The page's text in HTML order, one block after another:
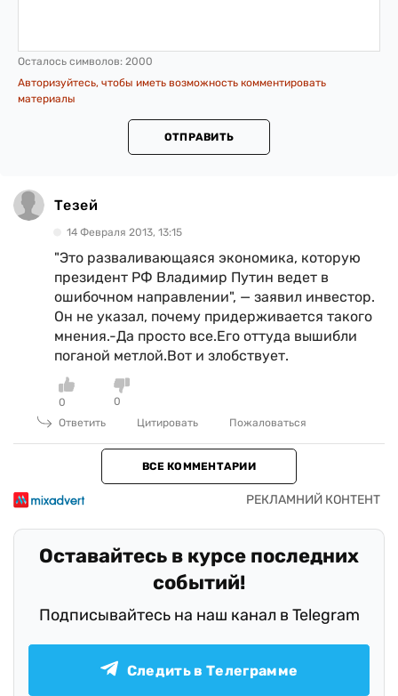
Осталось символов: 2000
Авторизуйтесь, чтобы иметь возможность комментировать
материалы
ОТПРАВИТЬ
Тезей
14 Февраля 2013, 13:15
"Это разваливающаяся экономика, которую
президент РФ Владимир Путин ведет в
ошибочном направлении", — заявил инвестор.
Он не указал, почему придерживается такого
мнения.-Да просто все.Его оттуда вышибли
поганой метлой.Вот и злобствует.
0
0
Ответить
Цитировать Пожаловаться
ВСЕ КОММЕНТАРИИ
Оставайтесь в курсе последних
событий!
Подписывайтесь на наш канал в Telegram
Следить в Телеграмме